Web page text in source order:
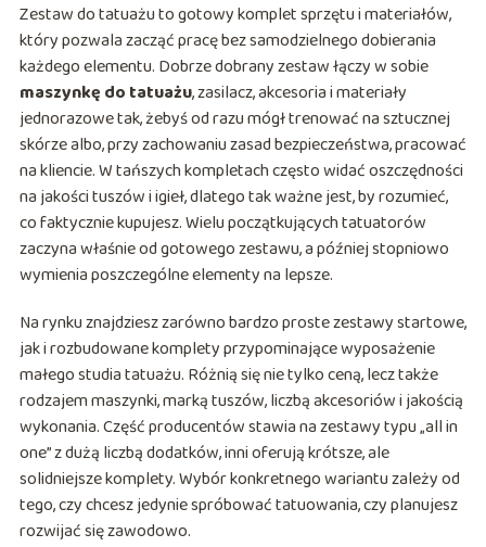
Zestaw do tatuażu to gotowy komplet sprzętu i materiałów,
który pozwala zacząć pracę bez samodzielnego dobierania
każdego elementu. Dobrze dobrany zestaw łączy w sobie
maszynkę do tatuażu, zasilacz, akcesoria i materiały
jednorazowe tak, żebyś od razu mógł trenować na sztucznej
skórze albo, przy zachowaniu zasad bezpieczeństwa, pracować
na kliencie. W tańszych kompletach często widać oszczędności
na jakości tuszów i igieł, dlatego tak ważne jest, by rozumieć,
co faktycznie kupujesz. Wielu początkujących tatuatorów
zaczyna właśnie od gotowego zestawu, a później stopniowo
wymienia poszczególne elementy na lepsze.
Na rynku znajdziesz zarówno bardzo proste zestawy startowe,
jak i rozbudowane komplety przypominające wyposażenie
małego studia tatuażu. Różnią się nie tylko ceną, lecz także
rodzajem maszynki, marką tuszów, liczbą akcesoriów i jakością
wykonania. Część producentów stawia na zestawy typu „all in
one” z dużą liczbą dodatków, inni oferują krótsze, ale
solidniejsze komplety. Wybór konkretnego wariantu zależy od
tego, czy chcesz jedynie spróbować tatuowania, czy planujesz
rozwijać się zawodowo.